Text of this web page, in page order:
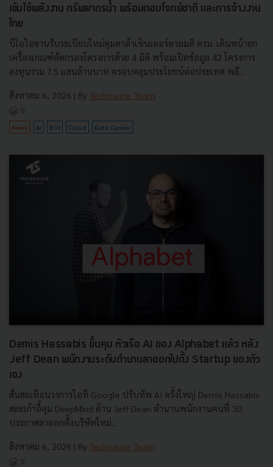
เข้มใช้พลังงาน ทรัพยากรน้ำ พร้อมตอบโจทย์ชาติ และการจ้างงาน
ไทย
บีโอไอขานรับระเบียบใหม่คุมดาต้าเซ็นเตอร์ตามมติ ครม. เดินหน้ายก
เครื่องเกณฑ์คัดกรองโครงการด้วย 4 มิติ พร้อมเปิดข้อมูล 42 โครงการ
ลงทุนรวม 7.5 แสนล้านบาท ครอบคลุมประโยชน์ต่อประเทศ พลั...
สิงหาคม 6, 2026 | By Techsauce Team
0
News AI BOI Cloud Data Center
Demis Hassabis ขึ้นคุม หัวเรือ AI ของ Alphabet แล้ว หลัง
Jeff Dean พนักงานระดับตำนานลาออกไปตั้ง Startup ของตัว
เอง
สั่นสะเทือนวงการไอที Google ปรับทัพ AI ครั้งใหญ่ Demis Hassabis
สละเก้าอี้คุม DeepMind ด้าน Jeff Dean ตำนานพนักงานคนที่ 30
ประกาศลาออกตั้งบริษัทใหม่...
สิงหาคม 6, 2026 | By Techsauce Team
0